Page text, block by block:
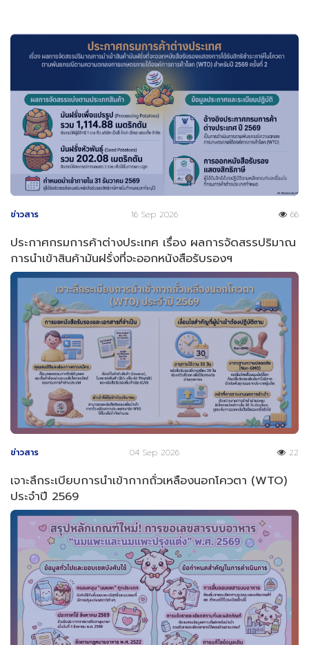
ข่าวสาร 16 Sep 2026 66
ประกาศกรมการค้าต่างประเทศ เรื่อง ผลการจัดสรรปริมาณ
การนำเข้าสินค้ามันฝรั่งที่จะออกหนังสือรับรองฯ
ข่าวสาร 04 Sep 2026 22
เจาะลึกระเบียบการนำเข้ากากถั่วเหลืองนอกโควตา (WTO)
ประจำปี 2569